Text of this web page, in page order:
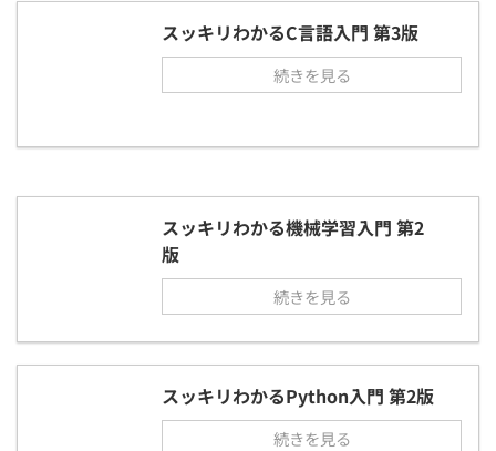
スッキリわかるC言語入門 第3版
続きを見る
スッキリわかる機械学習入門 第2
版
続きを見る
スッキリわかるPython入門 第2版
続きを見る